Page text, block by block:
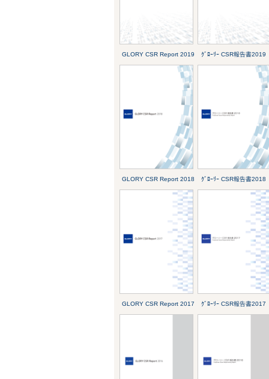
GLORY CSR Report 2019 ｸﾞﾛｰﾘｰ CSR報告書2019
GLORY CSR Report 2018 ｸﾞﾛｰﾘｰ CSR報告書2018
GLORY CSR Report 2017 ｸﾞﾛｰﾘｰ CSR報告書2017